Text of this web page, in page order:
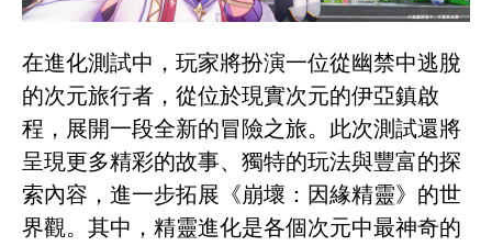
在進化測試中，玩家將扮演一位從幽禁中逃脫
的次元旅行者，從位於現實次元的伊亞鎮啟
程，展開一段全新的冒險之旅。此次測試還將
呈現更多精彩的故事、獨特的玩法與豐富的探
索內容，進一步拓展《崩壞：因緣精靈》的世
界觀。其中，精靈進化是各個次元中最神奇的